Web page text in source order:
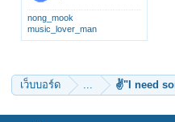
nong_mook
music_lover_man
เว็บบอร์ด ... ✌"I need